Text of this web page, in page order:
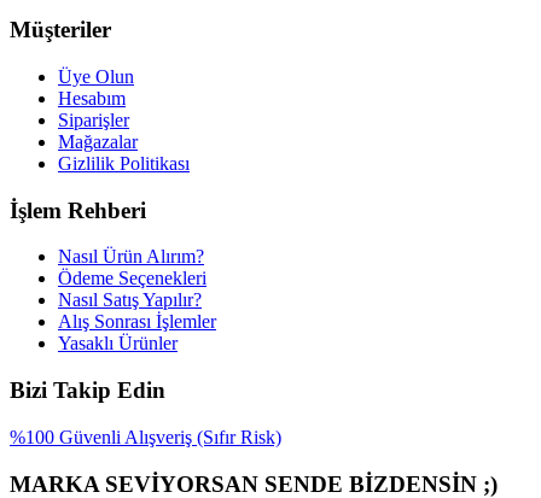
Müşteriler
Üye Olun
Hesabım
Siparişler
Mağazalar
Gizlilik Politikası
İşlem Rehberi
Nasıl Ürün Alırım?
Ödeme Seçenekleri
Nasıl Satış Yapılır?
Alış Sonrası İşlemler
Yasaklı Ürünler
Bizi Takip Edin
%100 Güvenli Alışveriş (Sıfır Risk)
MARKA SEVİYORSAN SENDE BİZDENSİN ;)